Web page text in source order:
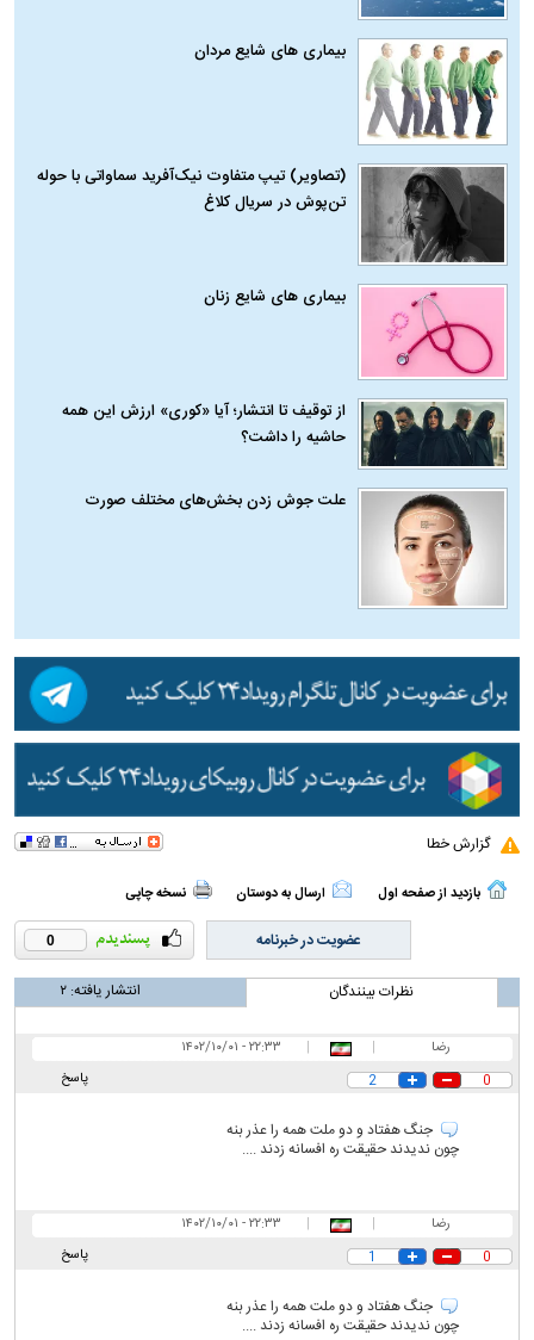
بیماری‌ های شایع مردان
(تصاویر) تیپ متفاوت نیک‌آفرید سماواتی با حوله
تن‌پوش در سریال کلاغ
بیماری‌ های شایع زنان
از توقیف تا انتشار؛ آیا «کوری» ارزش این همه
حاشیه را داشت؟
علت جوش زدن بخش‌های مختلف صورت
گزارش خطا
بازدید از صفحه اول ارسال به دوستان نسخه چاپی
0 عضویت در خبرنامه
نظرات بینندگان انتشار یافته:۲
رضا |
|
۲۲:۳۳ - ۱۴۰۲/۱۰/۰۱
پاسخ
0
2
جنگ هفتاد و دو ملت همه را عذر بنه
چون ندیدند حقیقت ره افسانه زدند ....
رضا |
|
۲۲:۳۳ - ۱۴۰۲/۱۰/۰۱
پاسخ
0
1
جنگ هفتاد و دو ملت همه را عذر بنه
چون ندیدند حقیقت ره افسانه زدند ....